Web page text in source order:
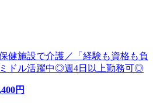
健施設で介護／「経験も資格も負
ドル活躍中◎週4日以上勤務可◎
円